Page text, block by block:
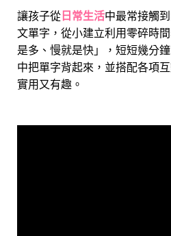
讓孩子從 日常生活中最常接觸
文單字，從小建立利用零碎時
是多、慢就是快」，短短幾分
中把單字背起來，並搭配各項
實用又有趣。